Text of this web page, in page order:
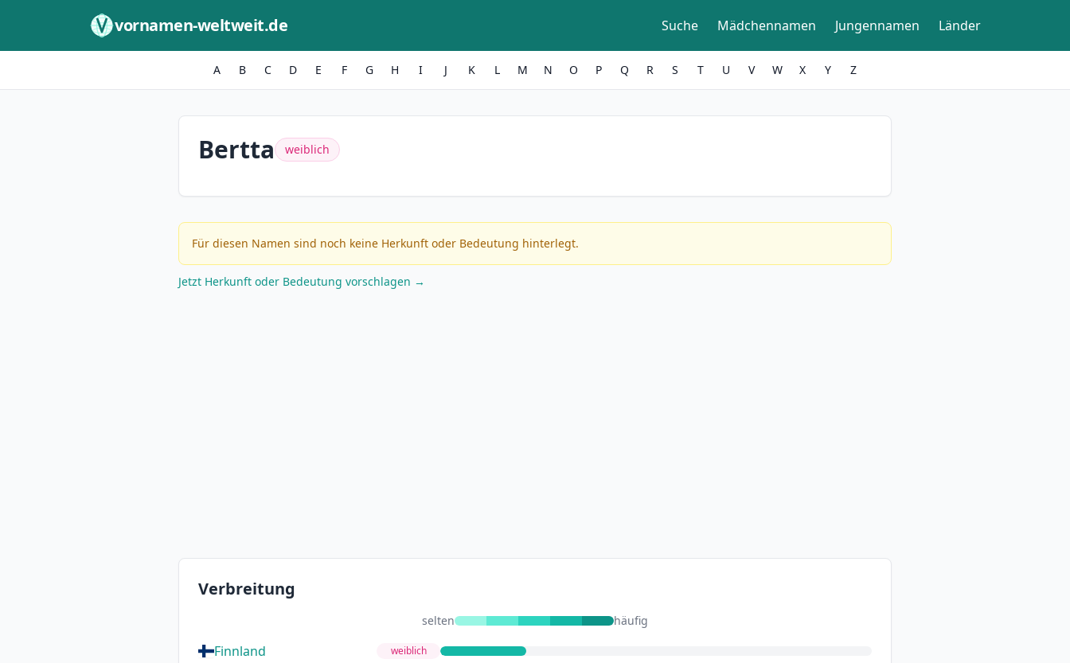
vornamen-weltweit.de Suche Mädchennamen Jungennamen Länder
A B C D E F G H I J K L M N O P Q R S T U V W X Y Z
Bertta weiblich
Für diesen Namen sind noch keine Herkunft oder Bedeutung hinterlegt.
Jetzt Herkunft oder Bedeutung vorschlagen →
Verbreitung
selten häufig
Finnland weiblich